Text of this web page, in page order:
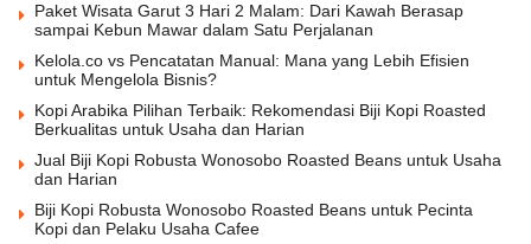
Paket Wisata Garut 3 Hari 2 Malam: Dari Kawah Berasap
sampai Kebun Mawar dalam Satu Perjalanan
Kelola.co vs Pencatatan Manual: Mana yang Lebih Efisien
untuk Mengelola Bisnis?
Kopi Arabika Pilihan Terbaik: Rekomendasi Biji Kopi Roasted
Berkualitas untuk Usaha dan Harian
Jual Biji Kopi Robusta Wonosobo Roasted Beans untuk Usaha
dan Harian
Biji Kopi Robusta Wonosobo Roasted Beans untuk Pecinta
Kopi dan Pelaku Usaha Cafee